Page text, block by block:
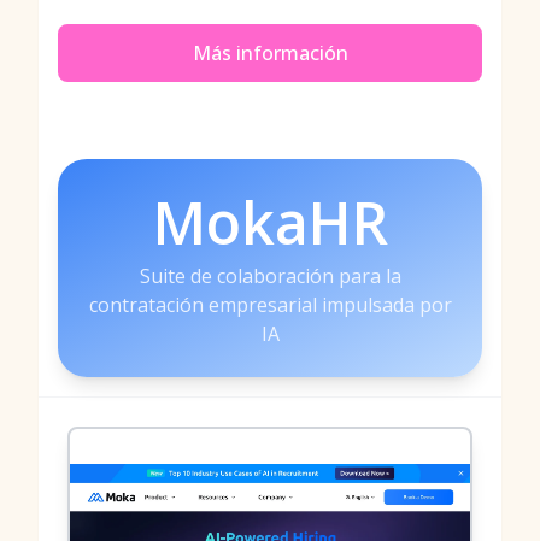
Más información
MokaHR
Suite de colaboración para la
contratación empresarial impulsada por
IA